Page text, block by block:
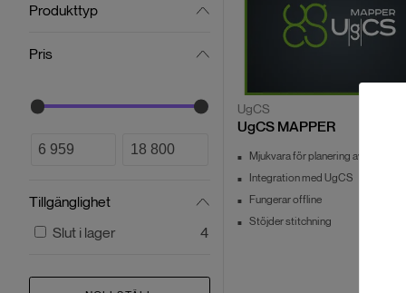
Produkttyp
Pris
Tillgänglighet
Slut i lager
4
UgCS
UgCS MAPPER
Mjukvara för planering av flygningar
Integration med UgCS
Fungerar offline
Stöjder stitchning